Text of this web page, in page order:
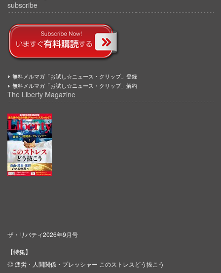
subscribe
無料メルマガ「お試し☆ニュース・クリップ」登録
無料メルマガ「お試し☆ニュース・クリップ」解約
The Liberty Magazine
ザ・リバティ2026年9月号
【特集】
◎ 疲労・人間関係・プレッシャー このストレスどう抜こう